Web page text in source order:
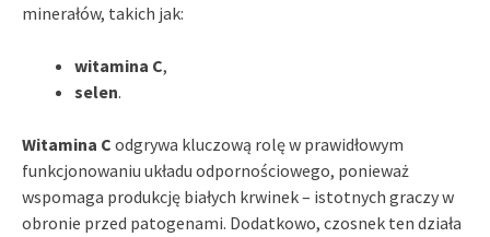
minerałów, takich jak:
witamina C,
selen.
Witamina C odgrywa kluczową rolę w prawidłowym
funkcjonowaniu układu odpornościowego, ponieważ
wspomaga produkcję białych krwinek – istotnych graczy w
obronie przed patogenami. Dodatkowo, czosnek ten działa